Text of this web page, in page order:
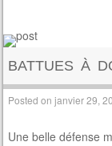
BATTUES À
Posted onjanvier 29,
Une belle défense